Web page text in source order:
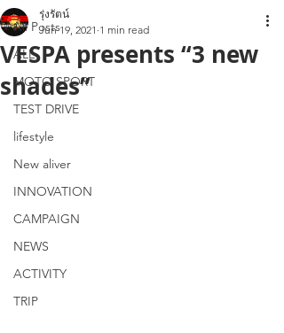
All Posts
ALL
MOTO SPORT
TEST DRIVE
lifestyle
New aliver
INNOVATION
CAMPAIGN
NEWS
ACTIVITY
TRIP
VESPA presents “3 new
shades”
รุ่งรัตน์
Jun 19, 2021 1 min read